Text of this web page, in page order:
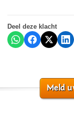
Deel deze klacht
Meld